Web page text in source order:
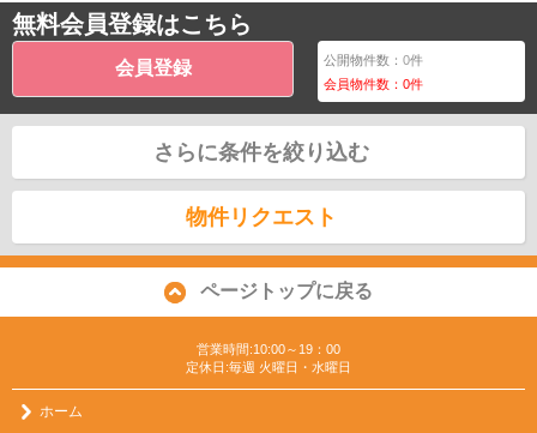
無料会員登録はこちら
会員登録 公開物件数：0件
会員物件数：0件
さらに条件を絞り込む
物件リクエスト
ページトップに戻る
営業時間:10:00～19：00
定休日:毎週 火曜日・水曜日
ホーム